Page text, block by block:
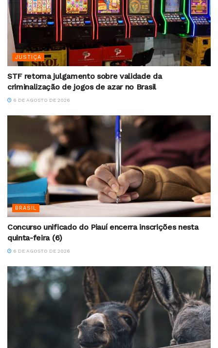
JUSTIÇA
STF retoma julgamento sobre validade da
criminalização de jogos de azar no Brasil
6 DE AGOSTO DE 2026
BRASIL
Concurso unificado do Piauí encerra inscrições nesta
quinta-feira (6)
6 DE AGOSTO DE 2026